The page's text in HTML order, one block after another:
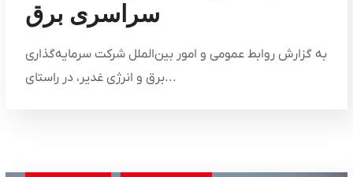
سراسری برق
به گزارش روابط عمومی و امور بین‌الملل شرکت سرمایه‌گذاری
برق و انرژی غدیر، در راستای...